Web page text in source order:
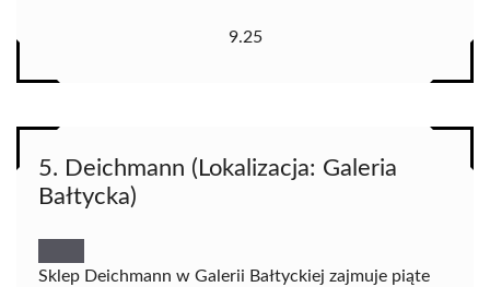
9.25
5. Deichmann (Lokalizacja: Galeria
Bałtycka)
Sklep Deichmann w Galerii Bałtyckiej zajmuje piąte